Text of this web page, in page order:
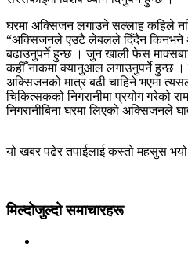
घरमा अक्सिजन लगाउने सल्लाह कहिले
“अक्सिजनले एउटै लेबलले दिँदैन किनभने
बढाउनुपर्ने हुन्छ । जुन खाली फेस
कहीँ नाकमा क्यानुआल लगाउनुपर्ने हुन्छ ।
अक्सिजनको मात्र बढी चाहिने भएमा
चिकित्सकको निगरानीमा प्रयोग गरेको
निगरानीबिना घरमा लिएको अक्सिजनले
यो खबर पढेर तपाईलाई कस्तो महसुस
मिल्दोजुल्दो समाचारहरू